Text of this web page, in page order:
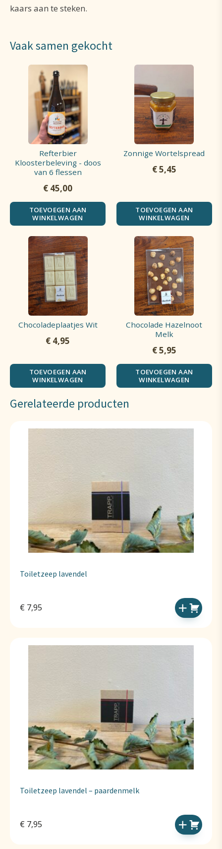
kaars aan te steken.
Vaak samen gekocht
Refterbier
Kloosterbeleving - doos
van 6 flessen
€ 45,00
TOEVOEGEN AAN
WINKELWAGEN
Zonnige Wortelspread
€5,45
TOEVOEGEN AAN
WINKELWAGEN
Chocoladeplaatjes Wit
€ 4,95
TOEVOEGEN AAN
WINKELWAGEN
Chocolade Hazelnoot
Melk
€5,95
TOEVOEGEN AAN
WINKELWAGEN
Gerelateerde producten
Toiletzeep lavendel
€ 7,95
Toiletzeep lavendel – paardenmelk
€ 7,95